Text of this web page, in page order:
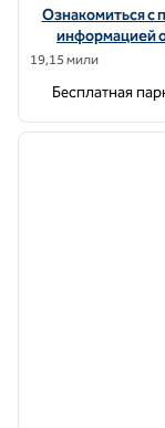
Посмотреть
Ознакомиться с
информацией
19,15 мили
Бесплатная
1 из 12